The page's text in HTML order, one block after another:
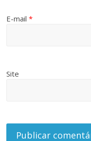
E-mail*
Site